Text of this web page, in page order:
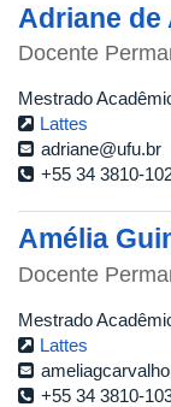
Adriane de
Docente
Mestrado
Lattes
adriane@ufu.br
+55 34 3810-
Amélia
Docente
Mestrado
Lattes
+55 34 3810-